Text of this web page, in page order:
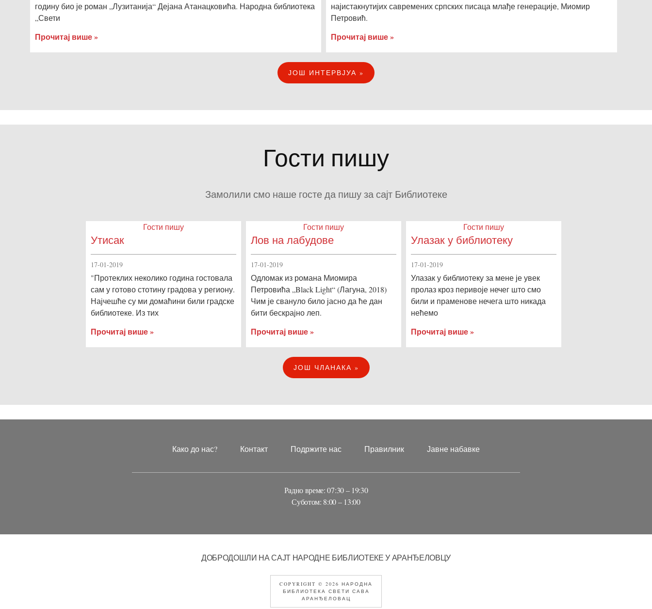
годину био је роман „Лузитанија“ Дејана Атанацковића. Народна библиотека
„Свети
Прочитај више »
најистакнутијих савремених српских писаца млађе генерације, Миомир
Петровић.
Прочитај више »
ЈОШ ИНТЕРВЈУА »
Гости пишу
Замолили смо наше госте да пишу за сајт Библиотеке
Гости пишу
Утисак
17-01-2019
"Протеклих неколико година гостовала
сам у готово стотину градова у региону.
Најчешће су ми домаћини били градске
библиотеке. Из тих
Прочитај више »
Гости пишу
Лов на лабудове
17-01-2019
Одломак из романа Миомира
Петровића „Black Light“ (Лагуна, 2018)
Чим је свануло било јасно да ће дан
бити бескрајно леп.
Прочитај више »
Гости пишу
Улазак у библиотеку
17-01-2019
Улазак у библиотеку за мене је увек
пролаз кроз перивоје нечег што смо
били и праменове нечега што никада
нећемо
Прочитај више »
ЈОШ ЧЛАНАКА »
Како до нас? Контакт Подржите нас Правилник Јавне набавке
Радно време: 07:30 – 19:30
Суботом: 8:00 – 13:00
ДОБРОДОШЛИ НА САЈТ НАРОДНЕ БИБЛИОТЕКЕ У АРАНЂЕЛОВЦУ
COPYRIGHT © 2026 НАРОДНА
БИБЛИОТЕКА СВЕТИ САВА
АРАНЂЕЛОВАЦ